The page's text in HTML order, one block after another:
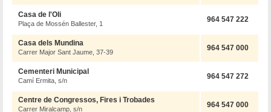
Casa de l'Oli
Plaça de Mossén Ballester, 1 964 547 222
Casa dels Mundina
Carrer Major Sant Jaume, 37-39 964 547 000
Cementeri Municipal
Camí Ermita, s/n 964 547 272
Centre de Congressos, Fires i Trobades
Carrer Miralcamp, s/n 964 547 000